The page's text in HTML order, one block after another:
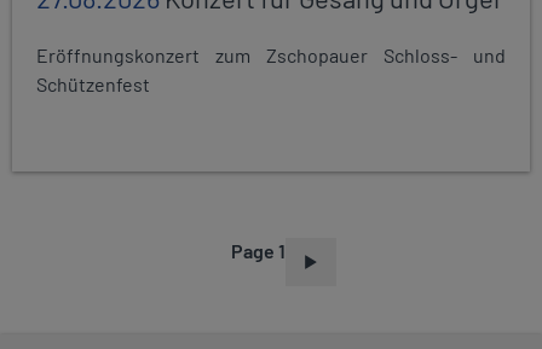
Eröffnungskonzert zum Zschopauer Schloss- und
Schützenfest
Page 1